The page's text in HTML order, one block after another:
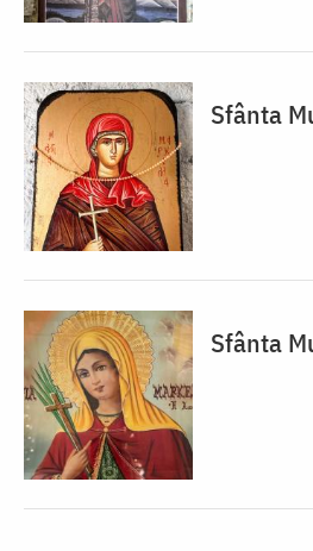
Sfânta
Sfânta